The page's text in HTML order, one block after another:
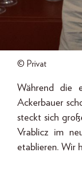
© Privat
Während die
Ackerbauer
steckt sich
Vrablicz im
etablieren. Wir